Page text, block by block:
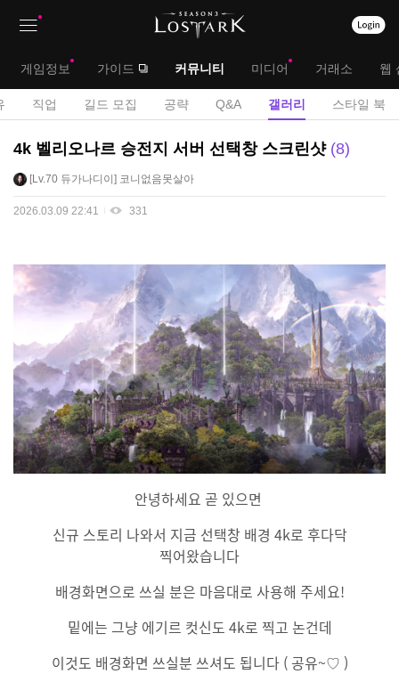
뉴
대
뉴
게임정보 가이드 커뮤니티 미디어 거래소 웹
직업 길드 모집 공략 Q&A 갤러리 스타일 북
U
C
4k 벨리오나르 승전지 서버 선택창 스크린샷 8
Lv.70 듀가나디이 코니없음못살아
2026.03.09 22:41 331
안녕하세요 곧 있으면
신규 스토리 나와서 지금 선택창 배경 4k로 후다닥
찍어왔습니다
배경화면으로 쓰실 분은 마음대로 사용해 주세요!
밑에는 그냥 에기르 컷신도 4k로 찍고 논건데
이것도 배경화면 쓰실분 쓰셔도 됩니다 ( 공유~♡ )